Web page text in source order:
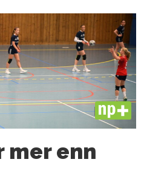
PLUS
mer enn